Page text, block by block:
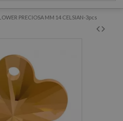
PRECIOSA MM 14 CELSIAN-3pcs